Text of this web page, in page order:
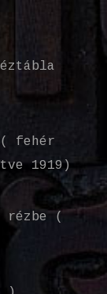
fehér
1919)
rézbe (